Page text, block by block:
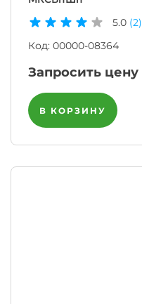
5.0 (2)
Код: 00000-08364
Запросить цену
В КОРЗИНУ